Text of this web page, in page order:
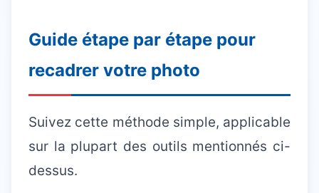
Guide étape par étape pour
recadrer votre photo
Suivez cette méthode simple, applicable
sur la plupart des outils mentionnés ci-
dessus.